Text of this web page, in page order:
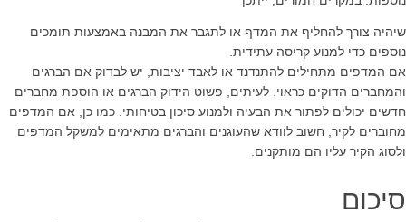
שיהיה צורך להחליף את המדף או לתגבר את המבנה באמצעות תומכים
נוספים כדי למנוע קריסה עתידית.
אם המדפים מתחילים להתנדנד או לאבד יציבות, יש לבדוק אם הברגים
והמחברים הדוקים כראוי. לעיתים, פשוט הידוק הברגים או הוספת מחברים
חדשים יכולים לפתור את הבעיה ולמנוע סיכון בטיחותי. כמו כן, אם המדפים
מחוברים לקיר, חשוב לוודא שהעוגנים והברגים מתאימים למשקל המדפים
ולסוג הקיר עליו הם מותקנים.
סיכום